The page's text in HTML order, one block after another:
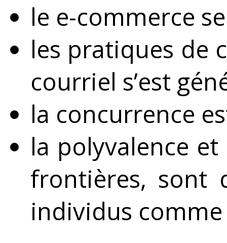
le e-commerce
les pratiques de
courriel s’est
la concurrence
la polyvalence
frontières, sont
individus